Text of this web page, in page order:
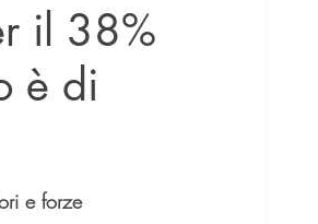
il 38%
è di
e forze